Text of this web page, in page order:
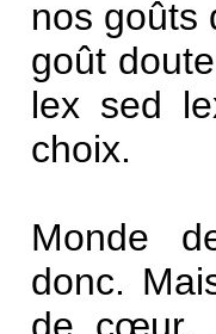
nos goûts
goût
lex sed
choix.
Monde
donc.